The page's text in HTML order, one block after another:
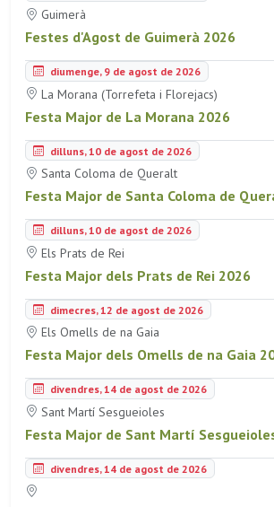
Guimerà
Festes d'Agost de Guimerà 2026
diumenge, 9 de agost de 2026
La Morana (Torrefeta i Florejacs)
Festa Major de La Morana 2026
dilluns, 10 de agost de 2026
Santa Coloma de Queralt
Festa Major de Santa Coloma de
dilluns, 10 de agost de 2026
Els Prats de Rei
Festa Major dels Prats de Rei 2026
dimecres, 12 de agost de 2026
Els Omells de na Gaia
Festa Major dels Omells de na Gaia
divendres, 14 de agost de 2026
Sant Martí Sesgueioles
Festa Major de Sant Martí
divendres, 14 de agost de 2026